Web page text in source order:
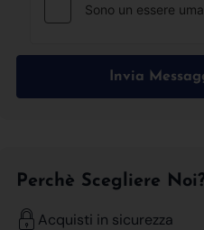
Invia
Perchè Scegliere
Acquisti in sicurezza